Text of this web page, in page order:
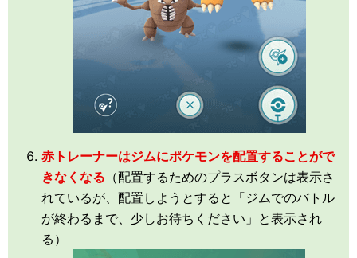
赤トレーナーはジムにポケモンを配置することがで
きなくなる （配置するためのプラスボタンは表示さ
れているが、配置しようとすると「ジムでのバトル
が終わるまで、少しお待ちください」と表示され
る）